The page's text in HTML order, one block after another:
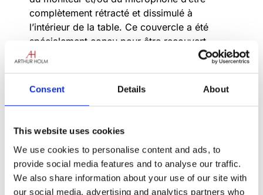
Consent Details About
This website uses cookies
We use cookies to personalise content and ads, to
provide social media features and to analyse our traffic.
We also share information about your use of our site with
our social media, advertising and analytics partners who
complètement rétracté et dissimulé à
l’intérieur de la table. Ce couvercle a été
spécialement conçu pour être recouvert
(plaqué) du même matériau que la finition du
microphone est caché, il est totalement
mécanismes n’avaient jamais existé !
microphone en faisant glisser sa main sur la
surface (en fonction du placage) et en
appuyant sur les boutons intégrés sur le bord